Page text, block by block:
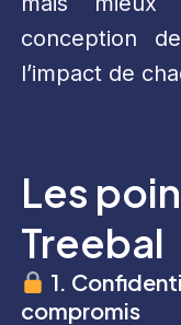
conception
l’impact de
Les
Treebal
1.
compromis